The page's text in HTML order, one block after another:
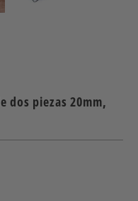
dos piezas 20mm,